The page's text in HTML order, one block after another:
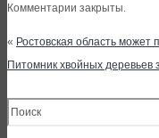
Комментарии закрыты.
« Ростовская область может
Питомник хвойных деревьев